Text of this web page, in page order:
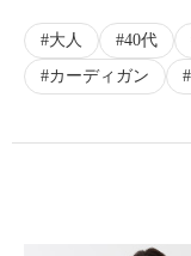
大人 40代
カーディガン